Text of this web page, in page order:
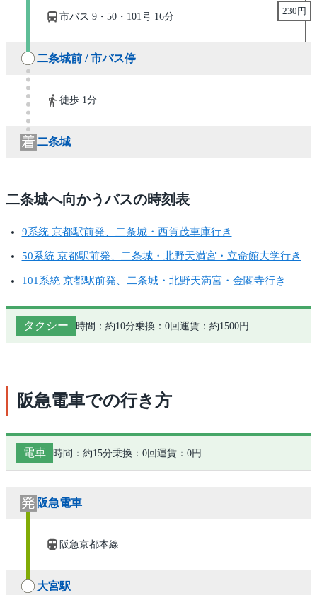
市バス 9・50・101号 16分
230円
二条城前 / 市バス停
徒歩 1分
二条城
二条城へ向かうバスの時刻表
9系統 京都駅前発、二条城・西賀茂車庫行き
50系統 京都駅前発、二条城・北野天満宮・立命館大学行き
101系統 京都駅前発、二条城・北野天満宮・金閣寺行き
タクシー 時間：約10分乗換：0回 運賃：約1500円
阪急電車での行き方
電車 時間：約15分乗換：0回 運賃：0円
阪急電車
阪急京都本線
大宮駅